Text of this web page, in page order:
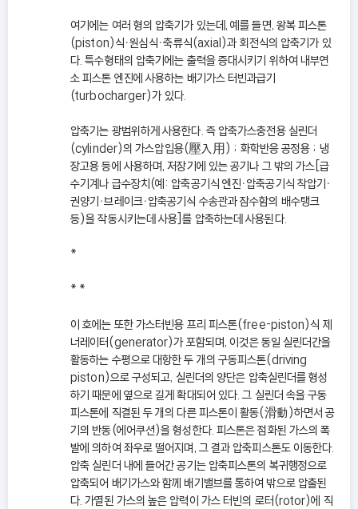
여기에는 여러 형의 압축기가 있는데, 예를 들면, 왕복 피스톤
(piston)식ㆍ원심식ㆍ축류식(axial)과 회전식의 압축기가 있
다. 특수형태의 압축기에는 출력을 증대시키기 위하여 내부연
소 피스톤 엔진에 사용하는 배기가스 터빈과급기
(turbocharger)가 있다.
압축기는 광범위하게 사용한다. 즉 압축가스충전용 실린더
(cylinder)의 가스압입용(壓入用) ; 화학반응 공정용 ; 냉
장고용 등에 사용하며, 저장기에 있는 공기나 그 밖의 가스[급
수기계나 급수장치(예: 압축공기식 엔진ㆍ압축공기식 착압기ㆍ
권양기ㆍ브레이크ㆍ압축공기식 수송관과 잠수함의 배수탱크
등)을 작동시키는데 사용]를 압축하는데 사용된다.
*
* *
이 호에는 또한 가스터빈용 프리 피스톤(free-piston)식 제
너레이터(generator)가 포함되며, 이것은 동일 실린더간을
활동하는 수평으로 대항한 두 개의 구동피스톤(driving
piston)으로 구성되고, 실린더의 양단은 압축실린더를 형성
하기 때문에 옆으로 길게 확대되어 있다. 그 실린더 속을 구동
피스톤에 직결된 두 개의 다른 피스톤이 활동(滑動)하면서 공
기의 반동(에어쿠션)을 형성한다. 피스톤은 점화된 가스의 폭
발에 의하여 좌우로 떨어지며, 그 결과 압축피스톤도 이동한다.
압축 실린더 내에 들어간 공기는 압축피스톤의 복귀행정으로
압축되어 배기가스와 함께 배기밸브를 통하여 밖으로 압출된
다. 가열된 가스의 높은 압력이 가스 터빈의 로터(rotor)에 직